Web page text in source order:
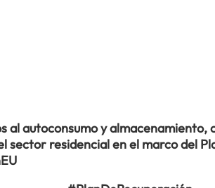
autoconsumo y
residencial en el marco del